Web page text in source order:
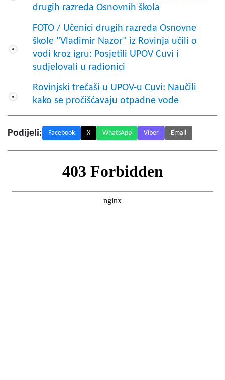
drugih razreda Osnovnih škola
FOTO / Učenici drugih razreda Osnovne
škole "Vladimir Nazor" iz Rovinja učili o
vodi kroz igru: Posjetili UPOV Cuvi i
sudjelovali u radionici
Rovinjski trećaši u UPOV-u Cuvi: Naučili
kako se pročišćavaju otpadne vode
Podijeli: Facebook X WhatsApp Viber Email